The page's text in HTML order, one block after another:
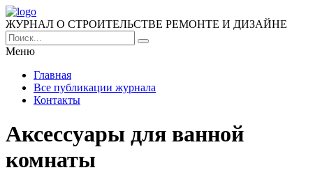
ЖУРНАЛ О СТРОИТЕЛЬСТВЕ РЕМОНТЕ И ДИЗАЙНЕ
Меню
Главная
Все публикации журнала
Контакты
Аксессуары для ванной
комнаты